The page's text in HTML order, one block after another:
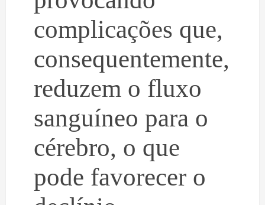
complicações que,
consequentemente,
reduzem o fluxo
sanguíneo para o
cérebro, o que
pode favorecer o